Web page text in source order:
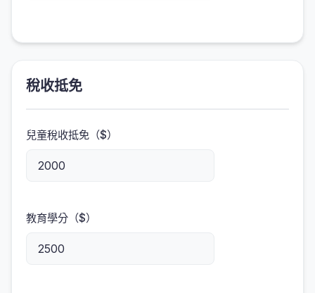
稅收抵免
兒童稅收抵免（$）
教育學分（$）